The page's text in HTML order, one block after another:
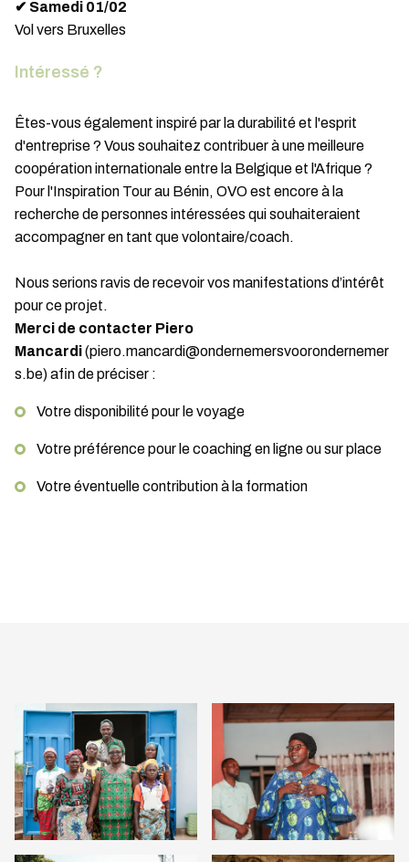
✔ Samedi 01/02
Vol vers Bruxelles
Intéressé ?
Êtes-vous également inspiré par la durabilité et l'esprit
d'entreprise ? Vous souhaitez contribuer à une meilleure
coopération internationale entre la Belgique et l'Afrique ?
Pour l'Inspiration Tour au Bénin, OVO est encore à la
recherche de personnes intéressées qui souhaiteraient
accompagner en tant que volontaire/coach.
Nous serions ravis de recevoir vos manifestations d’intérêt
pour ce projet.
Merci de contacter Piero
Mancardi(piero.mancardi@ondernemersvoorondernemer
s.be) afin de préciser :
Votre disponibilité pour le voyage
Votre préférence pour le coaching en ligne ou sur place
Votre éventuelle contribution à la formation